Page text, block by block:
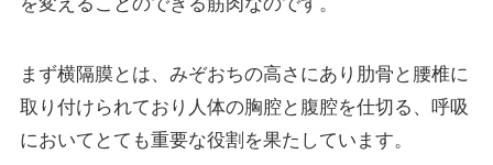
まず横隔膜とは、みぞおちの高さにあり肋骨と腰椎に
取り付けられており人体の胸腔と腹腔を仕切る、呼吸
においてとても重要な役割を果たしています。